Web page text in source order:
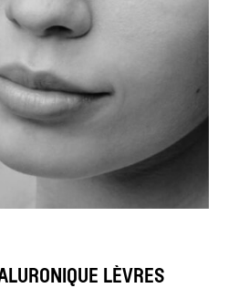
LÈVRES